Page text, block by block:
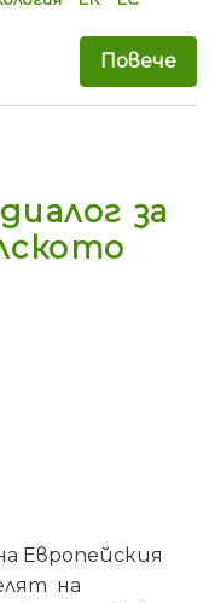
Повече
за
Европейския
на